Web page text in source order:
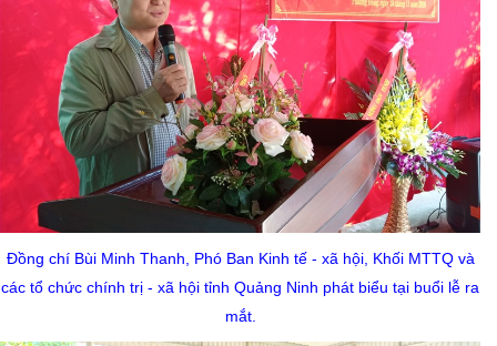
Đồng chí Bùi Minh Thanh, Phó Ban Kinh tế - xã hội, Khối MTTQ và
các tổ chức chính trị - xã hội tỉnh Quảng Ninh phát biểu tại buổi lễ ra
mắt.